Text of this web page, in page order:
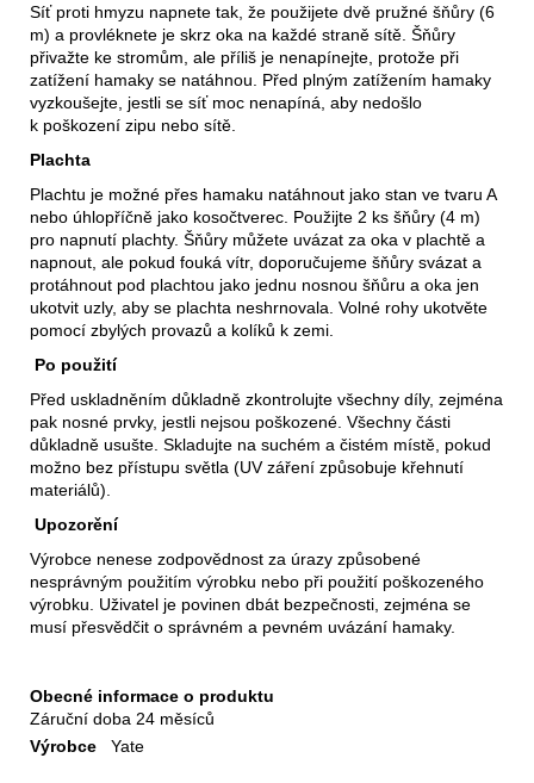
Síť proti hmyzu napnete tak, že použijete dvě pružné šňůry (6
m) a provléknete je skrz oka na každé straně sítě. Šňůry
přivažte ke stromům, ale příliš je nenapínejte, protože při
zatížení hamaky se natáhnou. Před plným zatížením hamaky
vyzkoušejte, jestli se síť moc nenapíná, aby nedošlo
k poškození zipu nebo sítě.
Plachta
Plachtu je možné přes hamaku natáhnout jako stan ve tvaru A
nebo úhlopříčně jako kosočtverec. Použijte 2 ks šňůry (4 m)
pro napnutí plachty. Šňůry můžete uvázat za oka v plachtě a
napnout, ale pokud fouká vítr, doporučujeme šňůry svázat a
protáhnout pod plachtou jako jednu nosnou šňůru a oka jen
ukotvit uzly, aby se plachta neshrnovala. Volné rohy ukotvěte
pomocí zbylých provazů a kolíků k zemi.
Po použití
Před uskladněním důkladně zkontrolujte všechny díly, zejména
pak nosné prvky, jestli nejsou poškozené. Všechny části
důkladně usušte. Skladujte na suchém a čistém místě, pokud
možno bez přístupu světla (UV záření způsobuje křehnutí
materiálů).
Upozorění
Výrobce nenese zodpovědnost za úrazy způsobené
nesprávným použitím výrobku nebo při použití poškozeného
výrobku. Uživatel je povinen dbát bezpečnosti, zejména se
musí přesvědčit o správném a pevném uvázání hamaky.
Obecné informace o produktu
Záruční doba 24 měsíců
Výrobce
Yate